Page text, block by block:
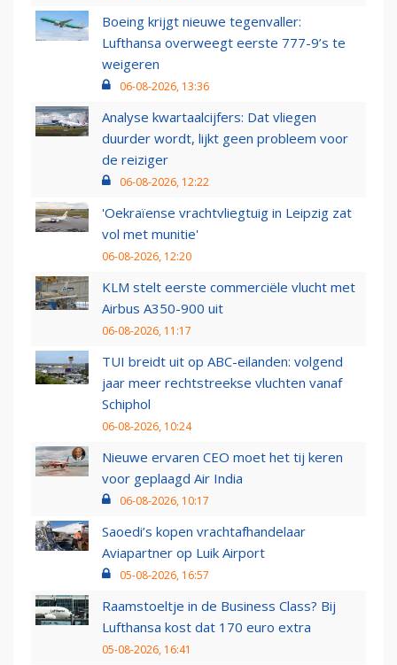
Boeing krijgt nieuwe tegenvaller:
Lufthansa overweegt eerste 777-9’s te
weigeren
06-08-2026, 13:36
Analyse kwartaalcijfers: Dat vliegen
duurder wordt, lijkt geen probleem voor
de reiziger
06-08-2026, 12:22
'Oekraïense vrachtvliegtuig in Leipzig zat
vol met munitie'
06-08-2026, 12:20
KLM stelt eerste commerciële vlucht met
Airbus A350-900 uit
06-08-2026, 11:17
TUI breidt uit op ABC-eilanden: volgend
jaar meer rechtstreekse vluchten vanaf
Schiphol
06-08-2026, 10:24
Nieuwe ervaren CEO moet het tij keren
voor geplaagd Air India
06-08-2026, 10:17
Saoedi’s kopen vrachtafhandelaar
Aviapartner op Luik Airport
05-08-2026, 16:57
Raamstoeltje in de Business Class? Bij
Lufthansa kost dat 170 euro extra
05-08-2026, 16:41